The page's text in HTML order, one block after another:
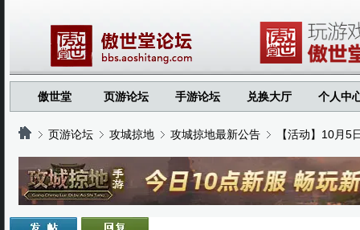
傲世堂 页游论坛 手游论坛 兑换大厅 个人中
›
页游论坛
›
攻城掠地
›
攻城掠地最新公告
›
【活动】10月5